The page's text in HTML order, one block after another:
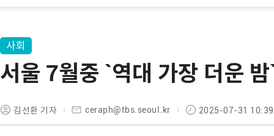
사회
서울 7월중 `역대 가장 더운
김선환 기자 ceraph@tbs.seoul.kr 2025-07-31 10:39